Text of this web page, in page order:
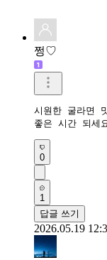
쩡♡
시원한 굴라면
좋은 시간 되세
0
1
답글 쓰기
2026.05.19